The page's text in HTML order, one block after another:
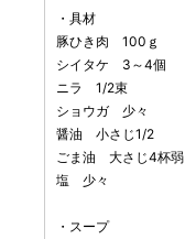
・具材
豚ひき肉 100ｇ
シイタケ 3～4個
ニラ 1/2束
ショウガ 少々
醤油 小さじ1/2
ごま油 大さじ4杯弱
塩 少々
・スープ